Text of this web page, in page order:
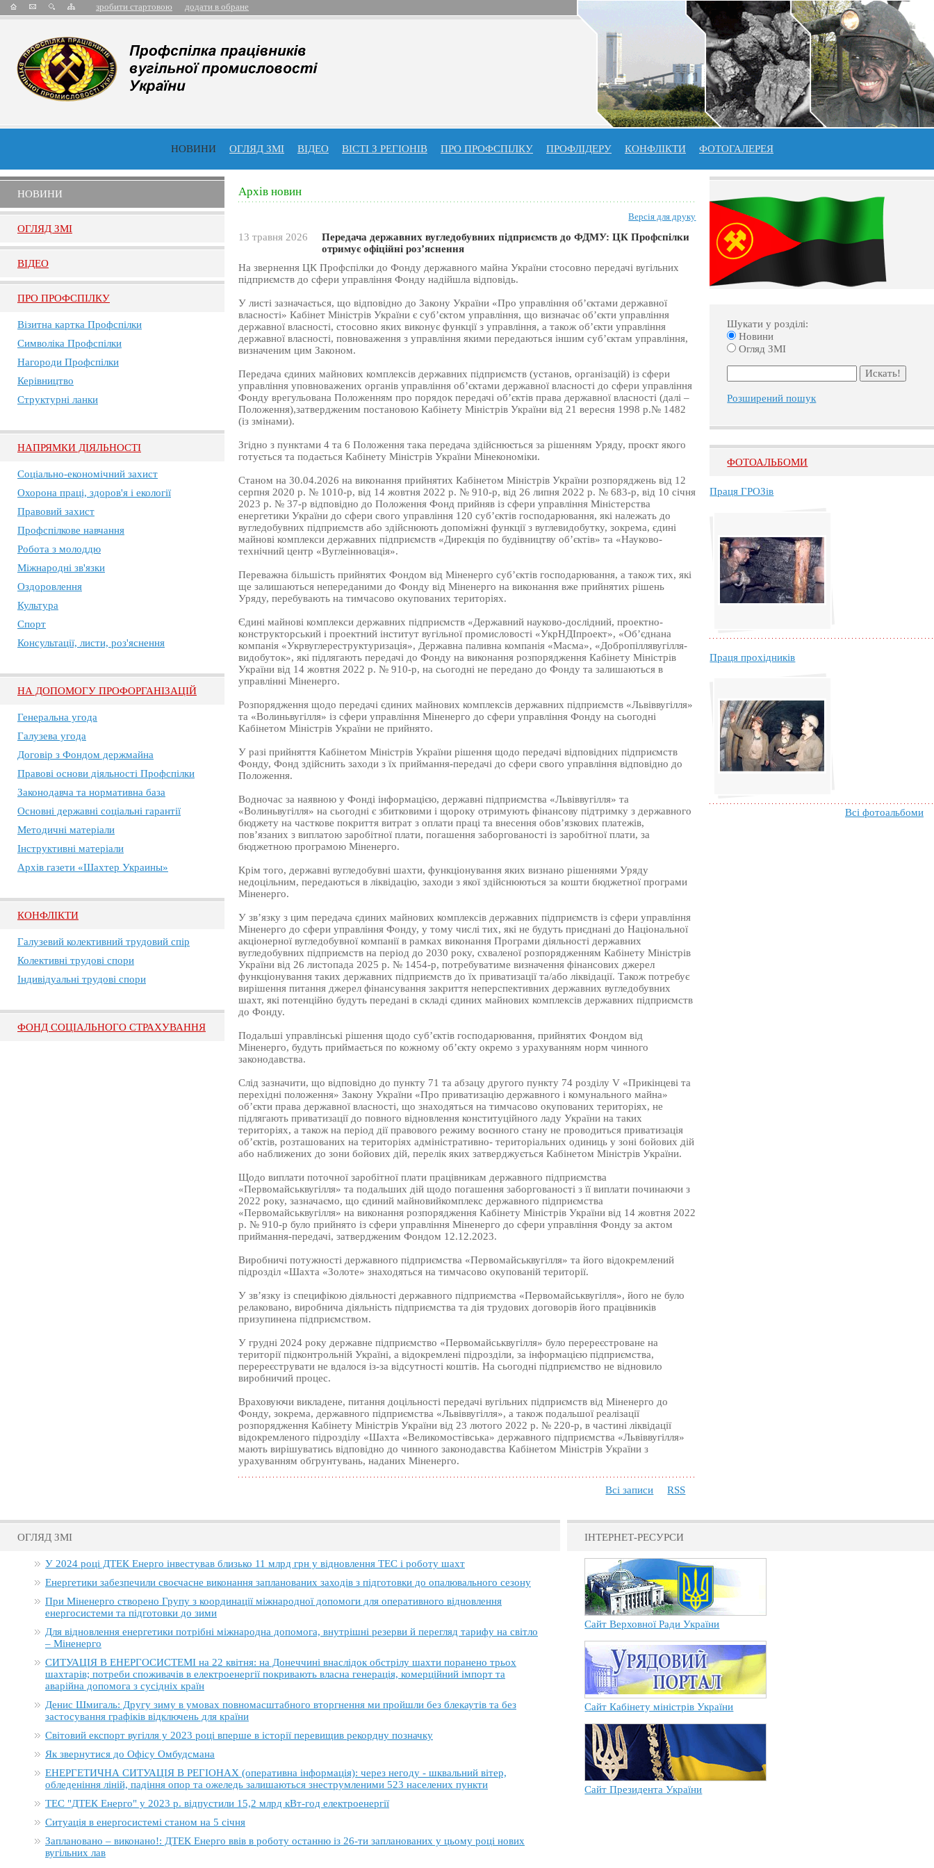
зробити стартовою додати в обране
НОВИНИ ОГЛЯД ЗМІ ВІДЕО ВІСТІ З РЕГІОНІВ ПРО ПРОФСПIЛКУ ПРОФЛIДЕРУ КОНФЛІКТИ ФОТОГАЛЕРЕЯ
НОВИНИ
ОГЛЯД ЗМI
ВIДЕО
ПРО ПРОФСПIЛКУ
Візитна картка Профспілки
Символіка Профспілки
Нагороди Профспілки
Керівництво
Структурні ланки
НАПРЯМКИ ДІЯЛЬНОСТІ
Соціально-економічний захист
Охорона праці, здоров'я і екології
Правовий захист
Профспілкове навчання
Робота з молоддю
Міжнародні зв'язки
Оздоровлення
Культура
Спорт
Консультації, листи, роз'яснення
НА ДОПОМОГУ ПРОФОРГАНІЗАЦІЙ
Генеральна угода
Галузева угода
Договір з Фондом держмайна
Правові основи діяльності Профспілки
Законодавча та нормативна база
Основні державні соціальні гарантії
Методичні матеріали
Інструктивні матеріали
Архів газети «Шахтер Украины»
КОНФЛІКТИ
Галузевий колективний трудовий спір
Колективні трудові спори
Індивідуальні трудові спори
ФОНД СОЦІАЛЬНОГО СТРАХУВАННЯ
Архів новин
Версія для друку
13 травня 2026
Передача державних вугледобувних підприємств до ФДМУ: ЦК Профспілки
отримує офіційні роз’яснення
На звернення ЦК Профспілки до Фонду державного майна України стосовно передачі вугільних
підприємств до сфери управління Фонду надійшла відповідь.
У листі зазначається, що відповідно до Закону України «Про управління об’єктами державної
власності» Кабінет Міністрів України є суб’єктом управління, що визначає об’єкти управління
державної власності, стосовно яких виконує функції з управління, а також об’єкти управління
державної власності, повноваження з управління якими передаються іншим суб’єктам управління,
визначеним цим Законом.
Передача єдиних майнових комплексів державних підприємств (установ, організацій) із сфери
управління уповноважених органів управління об’єктами державної власності до сфери управління
Фонду врегульована Положенням про порядок передачі об’єктів права державної власності (далі –
Положення),затвердженим постановою Кабінету Міністрів України від 21 вересня 1998 р.№ 1482
(із змінами).
Згідно з пунктами 4 та 6 Положення така передача здійснюється за рішенням Уряду, проєкт якого
готується та подається Кабінету Міністрів України Мінекономіки.
Станом на 30.04.2026 на виконання прийнятих Кабінетом Міністрів України розпоряджень від 12
серпня 2020 р. № 1010-р, від 14 жовтня 2022 р. № 910-р, від 26 липня 2022 р. № 683-р, від 10 січня
2023 р. № 37-р відповідно до Положення Фонд прийняв із сфери управління Міністерства
енергетики України до сфери свого управління 120 суб’єктів господарювання, які належать до
вугледобувних підприємств або здійснюють допоміжні функції з вуглевидобутку, зокрема, єдині
майнові комплекси державних підприємств «Дирекція по будівництву об’єктів» та «Науково-
технічний центр «Вуглеінновація».
Переважна більшість прийнятих Фондом від Міненерго суб’єктів господарювання, а також тих, які
ще залишаються непереданими до Фонду від Міненерго на виконання вже прийнятих рішень
Уряду, перебувають на тимчасово окупованих територіях.
Єдині майнові комплекси державних підприємств «Державний науково-дослідний, проектно-
конструкторський і проектний інститут вугільної промисловості «УкрНДІпроект», «Об’єднана
компанія «Укрвуглереструктуризація», Державна паливна компанія «Масма», «Добропіллявугілля-
видобуток», які підлягають передачі до Фонду на виконання розпорядження Кабінету Міністрів
України від 14 жовтня 2022 р. № 910-р, на сьогодні не передано до Фонду та залишаються в
управлінні Міненерго.
Розпорядження щодо передачі єдиних майнових комплексів державних підприємств «Львіввугілля»
та «Волиньвугілля» із сфери управління Міненерго до сфери управління Фонду на сьогодні
Кабінетом Міністрів України не прийнято.
У разі прийняття Кабінетом Міністрів України рішення щодо передачі відповідних підприємств
Фонду, Фонд здійснить заходи з їх приймання-передачі до сфери свого управління відповідно до
Положення.
Водночас за наявною у Фонді інформацією, державні підприємства «Львіввугілля» та
«Волиньвугілля» на сьогодні є збитковими і щороку отримують фінансову підтримку з державного
бюджету на часткове покриття витрат з оплати праці та внесення обов’язкових платежів,
пов’язаних з виплатою заробітної плати, погашення заборгованості із заробітної плати, за
бюджетною програмою Міненерго.
Крім того, державні вугледобувні шахти, функціонування яких визнано рішеннями Уряду
недоцільним, передаються в ліквідацію, заходи з якої здійснюються за кошти бюджетної програми
Міненерго.
У зв’язку з цим передача єдиних майнових комплексів державних підприємств із сфери управління
Міненерго до сфери управління Фонду, у тому числі тих, які не будуть приєднані до Національної
акціонерної вугледобувної компанії в рамках виконання Програми діяльності державних
вугледобувних підприємств на період до 2030 року, схваленої розпорядженням Кабінету Міністрів
України від 26 листопада 2025 р. № 1454-р, потребуватиме визначення фінансових джерел
функціонування таких державних підприємств до їх приватизації та/або ліквідації. Також потребує
вирішення питання джерел фінансування закриття неперспективних державних вугледобувних
шахт, які потенційно будуть передані в складі єдиних майнових комплексів державних підприємств
до Фонду.
Подальші управлінські рішення щодо суб’єктів господарювання, прийнятих Фондом від
Міненерго, будуть приймається по кожному об’єкту окремо з урахуванням норм чинного
законодавства.
Слід зазначити, що відповідно до пункту 71 та абзацу другого пункту 74 розділу V «Прикінцеві та
перехідні положення» Закону України «Про приватизацію державного і комунального майна»
об’єкти права державної власності, що знаходяться на тимчасово окупованих територіях, не
підлягають приватизації до повного відновлення конституційного ладу України на таких
територіях, а також на період дії правового режиму воєнного стану не проводиться приватизація
об’єктів, розташованих на територіях адміністративно- територіальних одиниць у зоні бойових дій
або наближених до зони бойових дій, перелік яких затверджується Кабінетом Міністрів України.
Щодо виплати поточної заробітної плати працівникам державного підприємства
«Первомайськвугілля» та подальших дій щодо погашення заборгованості з її виплати починаючи з
2022 року, зазначаємо, що єдиний майновийкомплекс державного підприємства
«Первомайськвугілля» на виконання розпорядження Кабінету Міністрів України від 14 жовтня 2022
р. № 910-р було прийнято із сфери управління Міненерго до сфери управління Фонду за актом
приймання-передачі, затвердженим Фондом 12.12.2023.
Виробничі потужності державного підприємства «Первомайськвугілля» та його відокремлений
підрозділ «Шахта «Золоте» знаходяться на тимчасово окупованій території.
У зв’язку із специфікою діяльності державного підприємства «Первомайськвугілля», його не було
релаковано, виробнича діяльність підприємства та дія трудових договорів його працівників
призупинена підприємством.
У грудні 2024 року державне підприємство «Первомайськвугілля» було перереєстроване на
території підконтрольній Україні, а відокремлені підрозділи, за інформацією підприємства,
перереєструвати не вдалося із-за відсутності коштів. На сьогодні підприємство не відновило
виробничий процес.
Враховуючи викладене, питання доцільності передачі вугільних підприємств від Міненерго до
Фонду, зокрема, державного підприємства «Львіввугілля», а також подальшої реалізації
розпорядження Кабінету Міністрів України від 23 лютого 2022 р. № 220-р, в частині ліквідації
відокремленого підрозділу «Шахта «Великомостівська» державного підприємства «Львіввугілля»
мають вирішуватись відповідно до чинного законодавства Кабінетом Міністрів України з
урахуванням обгрунтувань, наданих Міненерго.
Всі записи RSS
Шукати у розділі:
Новини
Огляд ЗМІ
Розширений пошук
ФОТОАЛЬБОМИ
Праця ГРОЗів
Праця прохідників
Всі фотоальбоми
ОГЛЯД ЗМІ
У 2024 році ДТЕК Енерго інвестував близько 11 млрд грн у відновлення ТЕС і роботу шахт
Енергетики забезпечили своєчасне виконання запланованих заходів з підготовки до опалювального сезону
При Міненерго створено Групу з координації міжнародної допомоги для оперативного відновлення
енергосистеми та підготовки до зими
Для відновлення енергетики потрібні міжнародна допомога, внутрішні резерви й перегляд тарифу на світло
– Міненерго
СИТУАЦІЯ В ЕНЕРГОСИСТЕМІ на 22 квітня: на Донеччині внаслідок обстрілу шахти поранено трьох
шахтарів; потреби споживачів в електроенергії покривають власна генерація, комерційний імпорт та
аварійна допомога з сусідніх країн
Денис Шмигаль: Другу зиму в умовах повномасштабного вторгнення ми пройшли без блекаутів та без
застосування графіків відключень для країни
Світовий експорт вугілля у 2023 році вперше в історії перевищив рекордну позначку
Як звернутися до Офісу Омбудсмана
ЕНЕРГЕТИЧНА СИТУАЦІЯ В РЕГІОНАХ (оперативна інформація): через негоду - шквальний вітер,
обледеніння ліній, падіння опор та ожеледь залишаються знеструмленими 523 населених пункти
ТЕС "ДТЕК Енерго" у 2023 р. відпустили 15,2 млрд кВт-год електроенергії
Ситуація в енергосистемі станом на 5 січня
Заплановано – виконано!: ДТЕК Енерго ввів в роботу останню із 26-ти запланованих у цьому році нових
вугільних лав
ІНТЕРНЕТ-РЕСУРСИ
Сайт Верховної Ради України
Сайт Кабінету міністрів України
Сайт Президента України